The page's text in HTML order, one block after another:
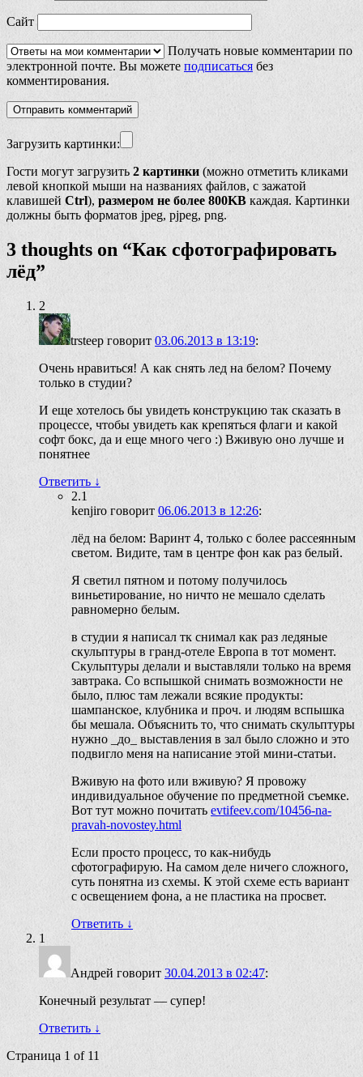
Сайт
Получать новые комментарии по
электронной почте. Вы можете подписаться без
комментирования.
Загрузить картинки:
Гости могут загрузить 2 картинки (можно отметить кликами
левой кнопкой мыши на названиях файлов, с зажатой
клавишей Ctrl), размером не более 800KB каждая. Картинки
должны быть форматов jpeg, pjpeg, png.
3 thoughts on “Как сфотографировать
лёд”
2
trsteep говорит 03.06.2013 в 13:19:
Очень нравиться! А как снять лед на белом? Почему
только в студии?
И еще хотелось бы увидеть конструкцию так сказать в
процессе, чтобы увидеть как крепяться флаги и какой
софт бокс, да и еще много чего :) Вживую оно лучше и
понятнее
Ответить ↓
2.1
kenjiro говорит 06.06.2013 в 12:26:
лёд на белом: Варинт 4, только с более рассеянным
светом. Видите, там в центре фон как раз белый.
Я светил пятном и потому получилось
виньетирование, но ничто не мешало сделать
равномерно белым.
в студии я написал тк снимал как раз ледяные
скульптуры в гранд-отеле Европа в тот момент.
Скульптуры делали и выставляли только на время
завтрака. Со вспышкой снимать возможности не
было, плюс там лежали всякие продукты:
шампанское, клубника и проч. и людям вспышка
бы мешала. Объяснить то, что снимать скульптуры
нужно _до_ выставления в зал было сложно и это
подвигло меня на написание этой мини-статьи.
Вживую на фото или вживую? Я провожу
индивидуальное обучение по предметной съемке.
Вот тут можно почитать evtifeev.com/10456-na-
pravah-novostey.html
Если просто процесс, то как-нибудь
сфотографирую. На самом деле ничего сложного,
суть понятна из схемы. К этой схеме есть вариант
с освещением фона, а не пластика на просвет.
Ответить ↓
1
Андрей говорит 30.04.2013 в 02:47:
Конечный результат — супер!
Ответить ↓
Страница 1 of 11